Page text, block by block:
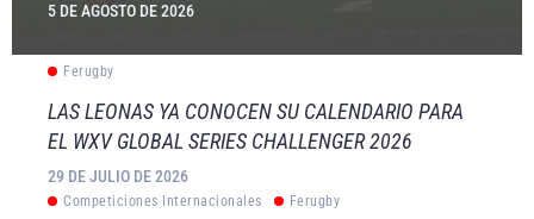
5 DE AGOSTO DE 2026
Ferugby
LAS LEONAS YA CONOCEN SU CALENDARIO PARA
EL WXV GLOBAL SERIES CHALLENGER 2026
29 DE JULIO DE 2026
Competiciones Internacionales Ferugby